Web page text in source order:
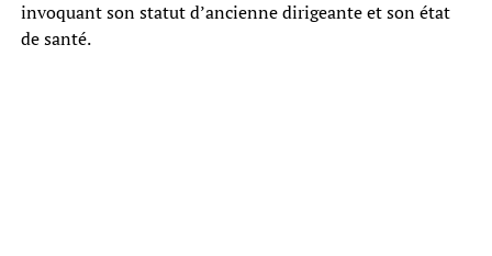
invoquant son statut d’ancienne dirigeante et son état
de santé.